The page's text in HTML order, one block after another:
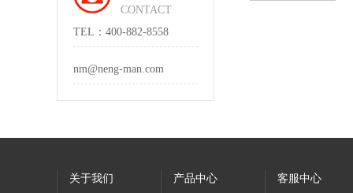
CONTACT
TEL：400-882-8558
nm@neng-man.com
关于我们 产品中心 客服中心